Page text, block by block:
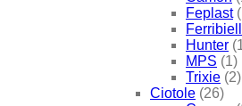
Feplast
Hunter
MPS (1)
Trixie (2)
Ciotole (26)